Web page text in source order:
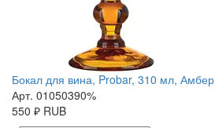
Бокал для вина, Probar, 310 мл, Амбер
Арт. 01050390%
550 ₽ RUB